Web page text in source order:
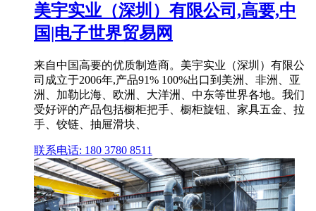
美宇实业（深圳）有限公司,高要,中
国|电子世界贸易网
来自中国高要的优质制造商。美宇实业（深圳）有限公
司成立于2006年,产品91% 100%出口到美洲、非洲、亚
洲、加勒比海、欧洲、大洋洲、中东等世界各地。我们
受好评的产品包括橱柜把手、橱柜旋钮、家具五金、拉
手、铰链、抽屉滑块、
联系电话: 180 3780 8511